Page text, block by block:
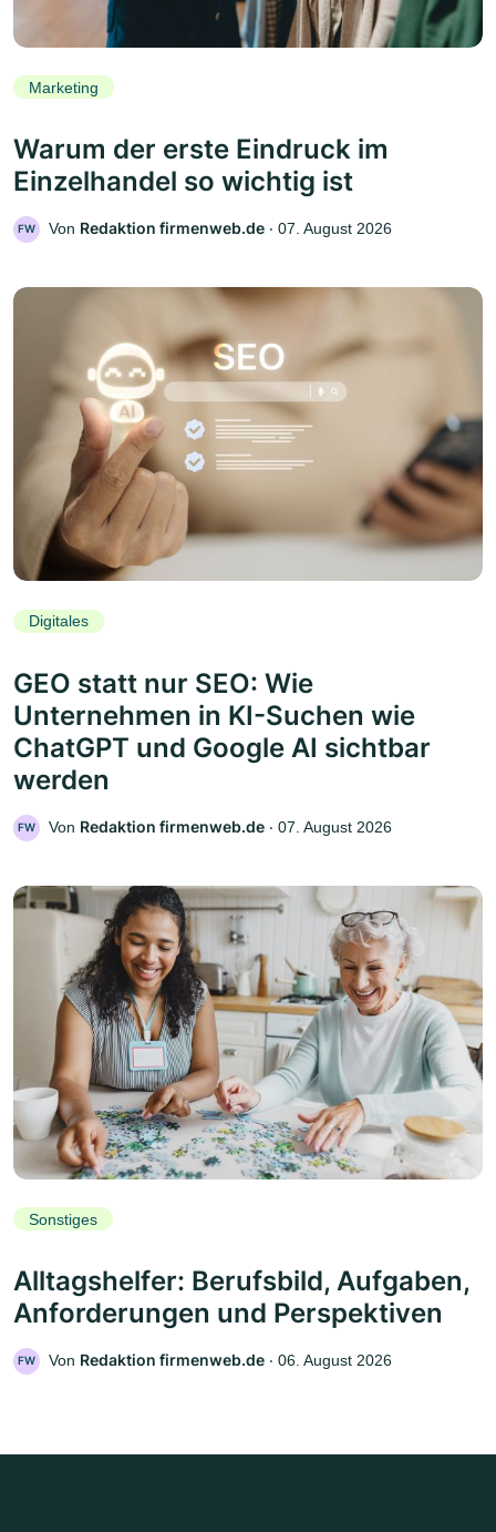
Marketing
Warum der erste Eindruck im
Einzelhandel so wichtig ist
FW Von Redaktion firmenweb.de ‧ 07. August 2026
Digitales
GEO statt nur SEO: Wie
Unternehmen in KI-Suchen wie
ChatGPT und Google AI sichtbar
werden
FW Von Redaktion firmenweb.de ‧ 07. August 2026
Sonstiges
Alltagshelfer: Berufsbild, Aufgaben,
Anforderungen und Perspektiven
FW Von Redaktion firmenweb.de ‧ 06. August 2026